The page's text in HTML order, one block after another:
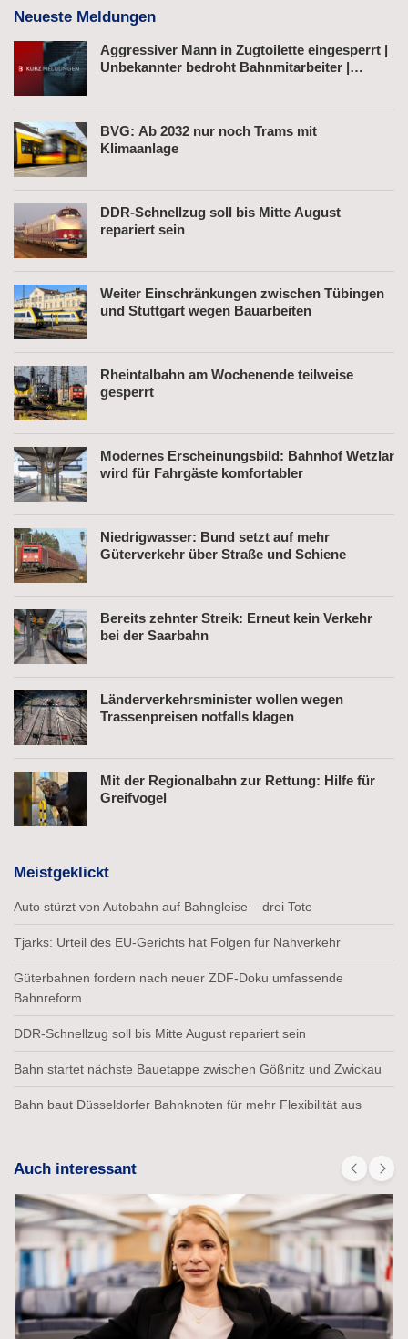
Neueste Meldungen
Aggressiver Mann in Zugtoilette eingesperrt |
Unbekannter bedroht Bahnmitarbeiter |
BVG: Ab 2032 nur noch Trams mit
Klimaanlage
DDR-Schnellzug soll bis Mitte August
repariert sein
Weiter Einschränkungen zwischen Tübingen
und Stuttgart wegen Bauarbeiten
Rheintalbahn am Wochenende teilweise
gesperrt
Modernes Erscheinungsbild: Bahnhof Wetzlar
wird für Fahrgäste komfortabler
Niedrigwasser: Bund setzt auf mehr
Güterverkehr über Straße und Schiene
Bereits zehnter Streik: Erneut kein Verkehr
bei der Saarbahn
Länderverkehrsminister wollen wegen
Trassenpreisen notfalls klagen
Mit der Regionalbahn zur Rettung: Hilfe für
Greifvogel
Meistgeklickt
Auto stürzt von Autobahn auf Bahngleise – drei Tote
Tjarks: Urteil des EU-Gerichts hat Folgen für Nahverkehr
Güterbahnen fordern nach neuer ZDF-Doku umfassende
Bahnreform
DDR-Schnellzug soll bis Mitte August repariert sein
Bahn startet nächste Bauetappe zwischen Gößnitz und Zwickau
Bahn baut Düsseldorfer Bahnknoten für mehr Flexibilität aus
Auch interessant